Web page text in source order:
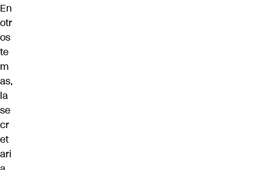
En
otr
os
te
m
as,
la
se
cr
et
ari